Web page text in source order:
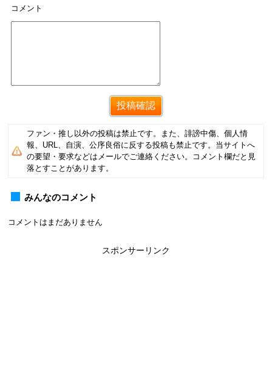
コメント
ファン・推し以外の投稿は禁止です。また、誹謗中傷、個人情
報、URL、自演、公序良俗に反する投稿も禁止です。当サイトへ
の要望・要求などはメールでご連絡ください。コメント欄だと見
落とすことがあります。
みんなのコメント
コメントはまだありません
スポンサーリンク